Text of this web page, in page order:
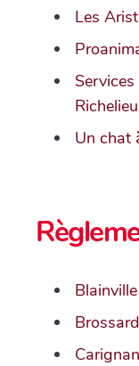
Les
Richelieu
Un chat
Blainville
Brossard
Carignan